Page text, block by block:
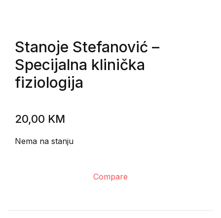
Stanoje Stefanović –
Specijalna klinička
fiziologija
20,00 KM
Nema na stanju
Compare